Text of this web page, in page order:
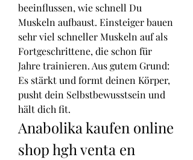
beeinflussen, wie schnell Du
Muskeln aufbaust. Einsteiger bauen
sehr viel schneller Muskeln auf als
Fortgeschrittene, die schon für
Jahre trainieren. Aus gutem Grund:
Es stärkt und formt deinen Körper,
pusht dein Selbstbewusstsein und
hält dich fit.
Anabolika kaufen online
shop hgh venta en